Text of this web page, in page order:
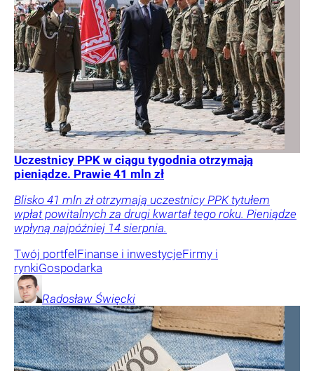
Uczestnicy PPK w ciągu tygodnia otrzymają
pieniądze. Prawie 41 mln zł
Blisko 41 mln zł otrzymają uczestnicy PPK tytułem
wpłat powitalnych za drugi kwartał tego roku. Pieniądze
wpłyną najpóźniej 14 sierpnia.
Twój portfelFinanse i inwestycjeFirmy i
rynkiGospodarka
Radosław Święcki